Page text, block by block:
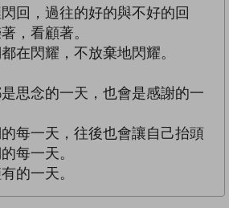
回，過往的好的與不好的回
，看顧著。
在閃耀，不放棄地閃耀。
思念的一天，也會是感謝的一
每一天，往後也會讓自己抬頭
每一天。
的一天。